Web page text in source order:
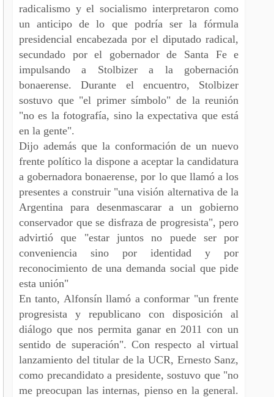
radicalismo y el socialismo interpretaron como
un anticipo de lo que podría ser la fórmula
presidencial encabezada por el diputado radical,
secundado por el gobernador de Santa Fe e
impulsando a Stolbizer a la gobernación
bonaerense. Durante el encuentro, Stolbizer
sostuvo que "el primer símbolo" de la reunión
"no es la fotografía, sino la expectativa que está
en la gente".
Dijo además que la conformación de un nuevo
frente político la dispone a aceptar la candidatura
a gobernadora bonaerense, por lo que llamó a los
presentes a construir "una visión alternativa de la
Argentina para desenmascarar a un gobierno
conservador que se disfraza de progresista", pero
advirtió que "estar juntos no puede ser por
conveniencia sino por identidad y por
reconocimiento de una demanda social que pide
esta unión"
En tanto, Alfonsín llamó a conformar "un frente
progresista y republicano con disposición al
diálogo que nos permita ganar en 2011 con un
sentido de superación". Con respecto al virtual
lanzamiento del titular de la UCR, Ernesto Sanz,
como precandidato a presidente, sostuvo que "no
me preocupan las internas, pienso en la general.